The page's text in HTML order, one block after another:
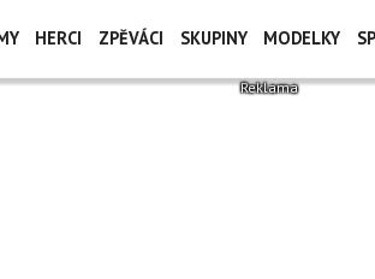
HERCI ZPĚVÁCI SKUPINY MODELKY